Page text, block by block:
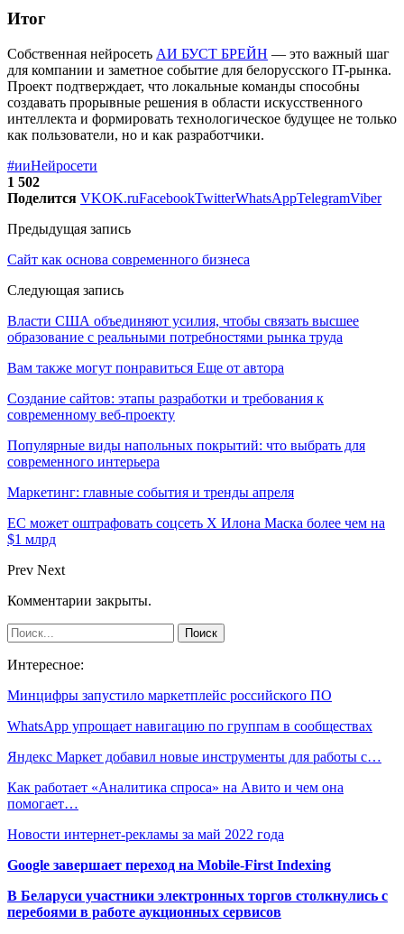
Итог
Собственная нейросеть АИ БУСТ БРЕЙН — это важный шаг
для компании и заметное событие для белорусского IT-рынка.
Проект подтверждает, что локальные команды способны
создавать прорывные решения в области искусственного
интеллекта и формировать технологическое будущее не только
как пользователи, но и как разработчики.
#ииНейросети
1 502
Поделится VKOK.ruFacebookTwitterWhatsAppTelegramViber
Предыдущая запись
Сайт как основа современного бизнеса
Следующая запись
Власти США объединяют усилия, чтобы связать высшее
образование с реальными потребностями рынка труда
Вам также могут понравиться Еще от автора
Создание сайтов: этапы разработки и требования к
современному веб-проекту
Популярные виды напольных покрытий: что выбрать для
современного интерьера
Маркетинг: главные события и тренды апреля
ЕС может оштрафовать соцсеть X Илона Маска более чем на
$1 млрд
Prev Next
Комментарии закрыты.
Интересное:
Минцифры запустило маркетплейс российского ПО
WhatsApp упрощает навигацию по группам в сообществах
Яндекс Маркет добавил новые инструменты для работы с…
Как работает «Аналитика спроса» на Авито и чем она
помогает…
Новости интернет-рекламы за май 2022 года
Google завершает переход на Mobile-First Indexing
В Беларуси участники электронных торгов столкнулись с
перебоями в работе аукционных сервисов